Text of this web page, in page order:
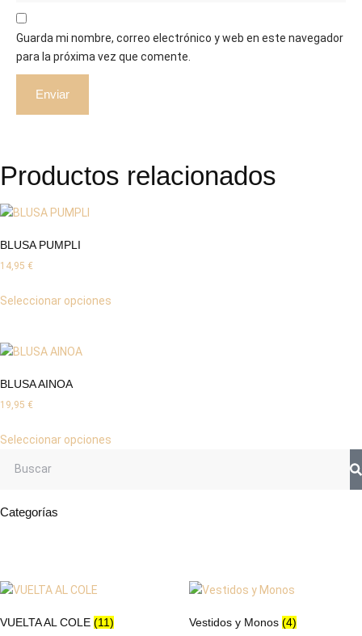
Guarda mi nombre, correo electrónico y web en este navegador
para la próxima vez que comente.
Productos relacionados
BLUSA PUMPLI
14,95 €
Seleccionar opciones
BLUSA AINOA
19,95 €
Seleccionar opciones
Categorías
VUELTA AL COLE (11) Vestidos y Monos (4)